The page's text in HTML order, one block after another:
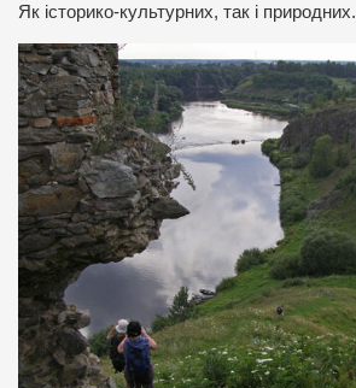
Як історико-культурних, так і природних.